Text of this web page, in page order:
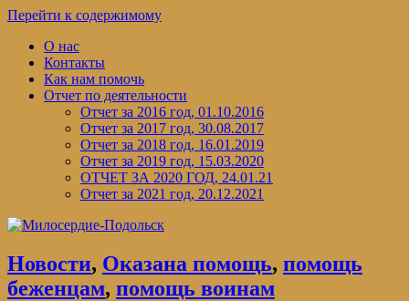
Перейти к содержимому
О нас
Контакты
Как нам помочь
Отчет по деятельности
Отчет за 2016 год, 01.10.2016
Отчет за 2017 год, 30.08.2017
Отчет за 2018 год, 16.01.2019
Отчет за 2019 год, 15.03.2020
ОТЧЕТ ЗА 2020 ГОД, 24.01.21
Отчет за 2021 год, 20.12.2021
Новости, Оказана помощь, помощь
беженцам, помощь воинам